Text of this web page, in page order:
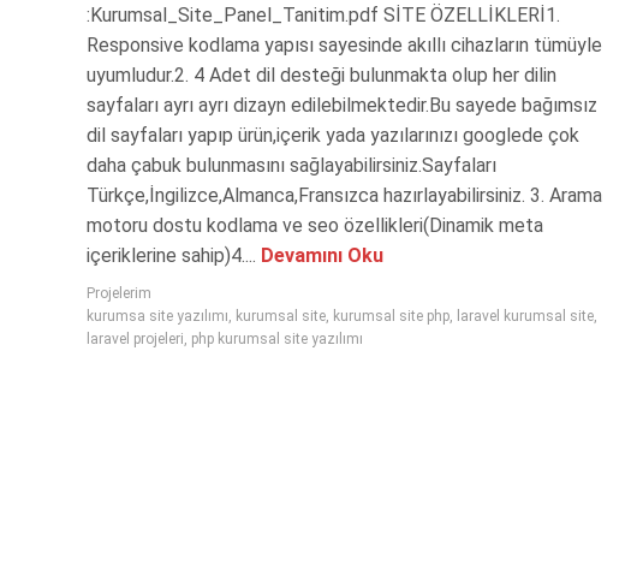
:Kurumsal_Site_Panel_Tanitim.pdf SİTE ÖZELLİKLERİ1.
Responsive kodlama yapısı sayesinde akıllı cihazların tümüyle
uyumludur.2. 4 Adet dil desteği bulunmakta olup her dilin
sayfaları ayrı ayrı dizayn edilebilmektedir.Bu sayede bağımsız
dil sayfaları yapıp ürün,içerik yada yazılarınızı googlede çok
daha çabuk bulunmasını sağlayabilirsiniz.Sayfaları
Türkçe,İngilizce,Almanca,Fransızca hazırlayabilirsiniz. 3. Arama
motoru dostu kodlama ve seo özellikleri(Dinamik meta
içeriklerine sahip)4.... Devamını Oku
Projelerim
kurumsa site yazılımı
kurumsal site kurumsal site php laravel kurumsal site
laravel projeleri php kurumsal site yazılımı